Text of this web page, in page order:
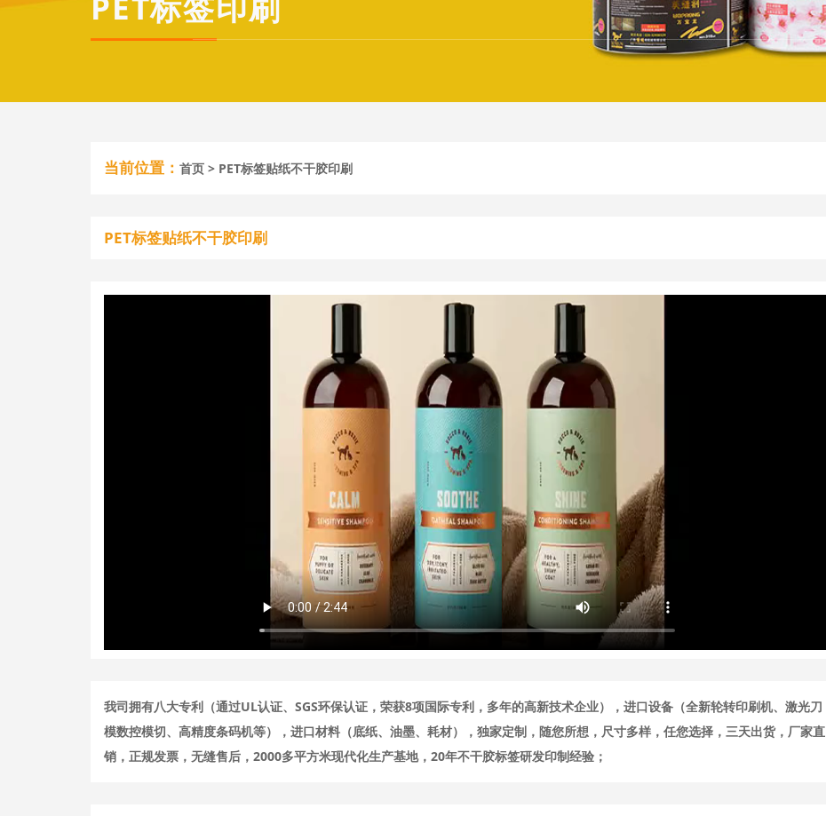
当前位置： 首页 > PET标签贴纸不干胶印刷
PET标签贴纸不干胶印刷
我司拥有八大专利（通过UL认证、SGS环保认证，荣获8项国际专利，多年的高新技术企业），进口设备（全新轮转印刷机、激光刀
模数控模切、高精度条码机等），进口材料（底纸、油墨、耗材），独家定制，随您所想，尺寸多样，任您选择，三天出货，厂家直
销，正规发票，无缝售后，2000多平方米现代化生产基地，20年不干胶标签研发印制经验；